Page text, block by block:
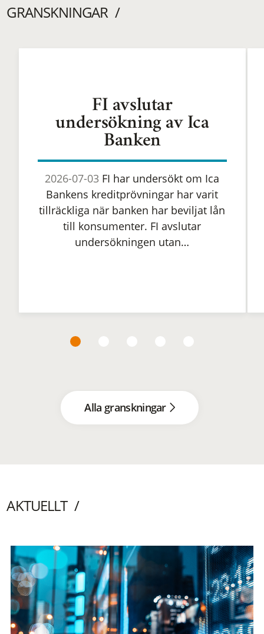
GRANSKNINGAR
FI avslutar
undersökning av Ica
Banken
2026-07-03 FI har undersökt om Ica
Bankens kreditprövningar har varit
tillräckliga när banken har beviljat lån
till konsumenter. FI avslutar
undersökningen utan…
Alla granskningar
AKTUELLT